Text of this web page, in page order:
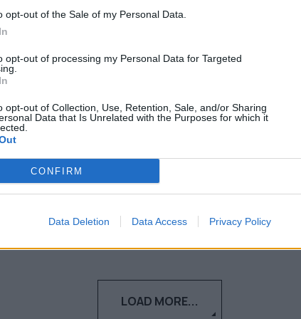
opt-out of the Sale of my Personal Data.
opt-out of processing my Personal Data for Targeted
opt-out of Collection, Use, Retention, Sale, and/or Sharing
Data that Is Unrelated with the Purposes for which it
CONFIRM
Data Deletion Data Access Privacy Policy
Πανεπιστημιακών για
συγχωνεύσεις/καταργήσεις
Το υπουργείο Παιδείας επείγεται να
LOAD MORE...